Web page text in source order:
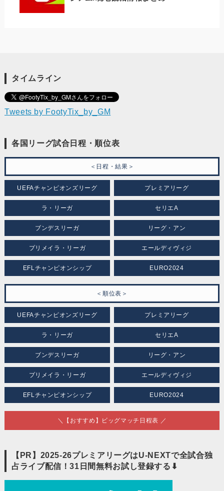
タイムライン
Tweets by FootyTix_by_GM
各国リーグ試合日程・順位表
＜日程・結果＞
UEFAチャンピオンズリーグ プレミアリーグ
ラ・リーガ セリエA
ブンデスリーガ リーグ・アン
プリメイラ・リーガ エールディヴィジ
EFLチャンピオンシップ EURO2024
＜順位表＞
UEFAチャンピオンズリーグ プレミアリーグ
ラ・リーガ セリエA
ブンデスリーガ リーグ・アン
プリメイラ・リーガ エールディヴィジ
EFLチャンピオンシップ EURO2024
＼【おすすめ】ビッグマッチ日程表 ／
【PR】2025-26プレミアリーグはU-NEXTで全試合独
占ライブ配信！31日間無料お試し登録する⬇︎